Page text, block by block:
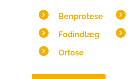
Benprotese
Fodindlæg
Ortose